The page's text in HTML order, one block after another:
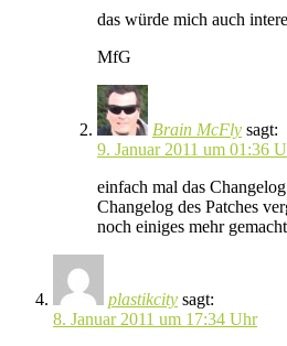
das würde mich auch
MfG
Brain McFly sagt:
9. Januar 2011 um 01:36
einfach mal das
Changelog des Patches
noch einiges mehr
plastikcity sagt:
8. Januar 2011 um 17:34 Uhr